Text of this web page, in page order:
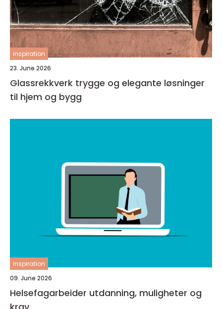
inspiration
23. June 2026
Glassrekkverk trygge og elegante løsninger
til hjem og bygg
inspiration
09. June 2026
Helsefagarbeider utdanning, muligheter og